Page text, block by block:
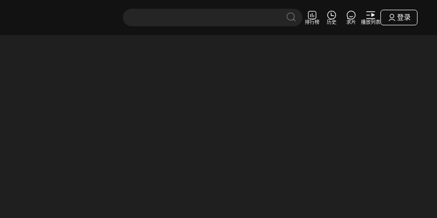
排行榜 历史 求片 播放列表
登录